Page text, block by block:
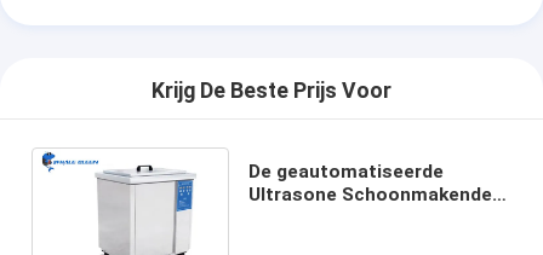
Krijg De Beste Prijs Voor
De geautomatiseerde
Ultrasone Schoonmakende